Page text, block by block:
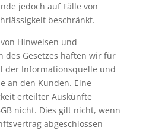
jedoch auf Fälle von
beschränkt.
Hinweisen und
des Gesetzes haften wir für
der Informationsquelle und
an den Kunden. Eine
erteilter Auskünfte
nicht. Dies gilt nicht, wenn
abgeschlossen